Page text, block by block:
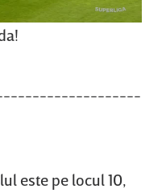
este pe locul 10,